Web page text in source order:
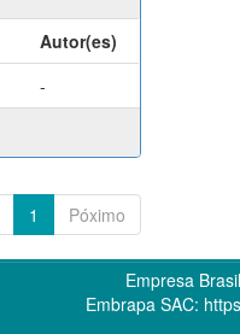
Autor(es)
-
1 Póximo
Empresa
Embrapa SAC: